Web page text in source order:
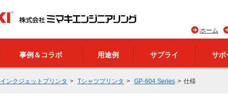
ホーム
事例＆コラボ 用途例 サプライ サポ
インクジェットプリンタ Tシャツプリンタ GP-604 Series 仕様